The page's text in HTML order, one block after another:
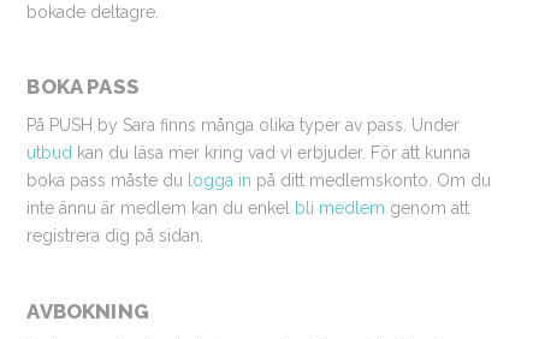
bokade deltagre.
BOKA PASS
På PUSH by Sara finns många olika typer av pass. Under
utbud kan du läsa mer kring vad vi erbjuder. För att kunna
boka pass måste du logga in på ditt medlemskonto. Om du
inte ännu är medlem kan du enkel bli medlem genom att
registrera dig på sidan.
AVBOKNING